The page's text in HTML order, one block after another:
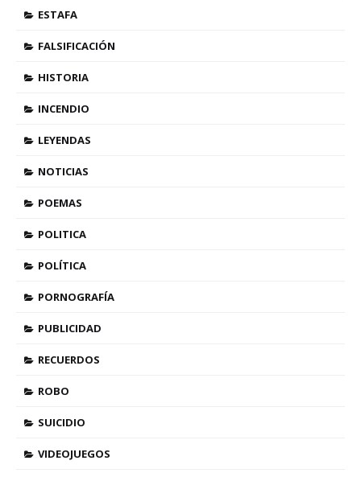
ESTAFA
FALSIFICACIÓN
HISTORIA
INCENDIO
LEYENDAS
NOTICIAS
POEMAS
POLITICA
POLÍTICA
PORNOGRAFÍA
PUBLICIDAD
RECUERDOS
ROBO
SUICIDIO
VIDEOJUEGOS